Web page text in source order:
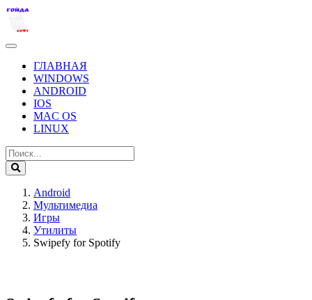
ГЛАВНАЯ
WINDOWS
ANDROID
IOS
MAC OS
LINUX
Android
Мультимедиа
Игры
Утилиты
Swipefy for Spotify